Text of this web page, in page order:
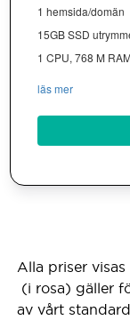
1 hemsida/domän
15GB SSD
1 CPU, 768 M
läs mer
Alla priser
(i rosa) gäller
av vårt